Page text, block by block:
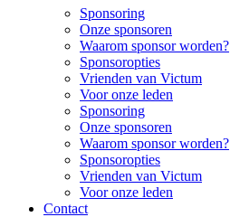
Sponsoring
Onze sponsoren
Waarom sponsor worden?
Sponsoropties
Vrienden van Victum
Voor onze leden
Sponsoring
Onze sponsoren
Waarom sponsor worden?
Sponsoropties
Vrienden van Victum
Voor onze leden
Contact